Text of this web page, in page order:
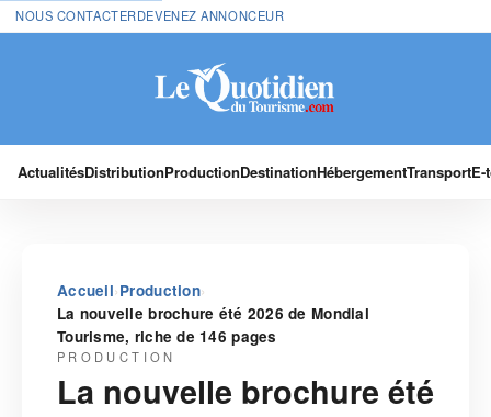
NOUS CONTACTERDEVENEZ ANNONCEUR
ActualitésDistributionProductionDestinationHébergementTransport
Accueil›Production›
La nouvelle brochure été 2026 de Mondial
Tourisme, riche de 146 pages
PRODUCTION
La nouvelle brochure été